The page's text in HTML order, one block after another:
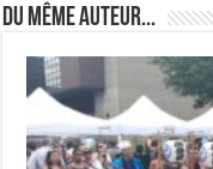
Du même auteur...